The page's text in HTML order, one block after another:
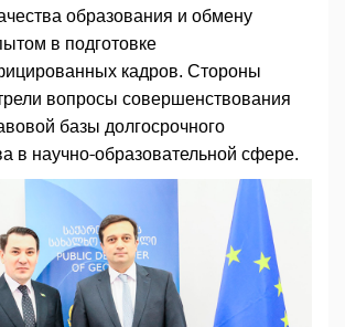
образования и обмену
в подготовке
кадров. Стороны
вопросы совершенствования
базы долгосрочного
в научно-образовательной сфере.